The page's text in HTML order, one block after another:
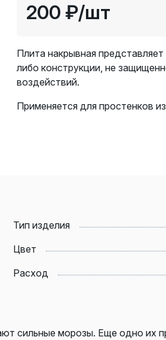
200 ₽/шт
Плита накрывная
либо конструкции, не
воздействий.
Применяется для простенков
Тип изделия
Цвет
Расход
сильные морозы. Еще одно их